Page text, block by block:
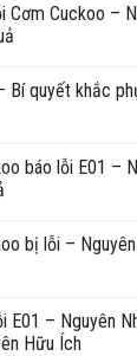
Cơm Cuckoo –
Bí quyết khắc
báo lỗi E01 –
bị lỗi –
E01 – Nguyên
Hữu Ích